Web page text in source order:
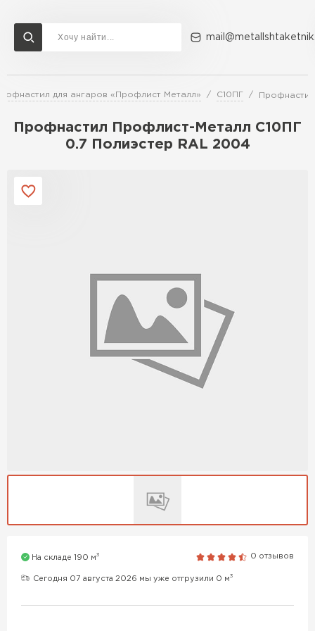
для ангаров «Профлист Металл» С10ПГ
Профнастил Профлист-Металл C10ПГ
0.7 Полиэстер RAL 2004
На складе 190 м3 0 отзывов
Сегодня 07 августа 2026 мы уже отгрузили 0 м3
Доставка и оплата Акции О компании Контакты
Перейти в каталог